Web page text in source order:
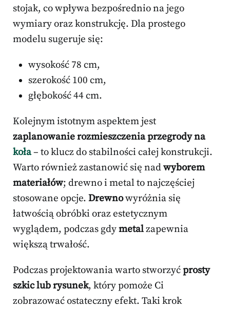
stojak, co wpływa bezpośrednio na jego
wymiary oraz konstrukcję. Dla prostego
modelu sugeruje się:
wysokość 78 cm,
szerokość 100 cm,
głębokość 44 cm.
Kolejnym istotnym aspektem jest
zaplanowanie rozmieszczenia przegrody na
koła– to klucz do stabilności całej konstrukcji.
Warto również zastanowić się nadwyborem
materiałów; drewno i metal to najczęściej
stosowane opcje. Drewnowyróżnia się
łatwością obróbki oraz estetycznym
wyglądem, podczas gdymetalzapewnia
większą trwałość.
Podczas projektowania warto stworzyćprosty
szkic lub rysunek, który pomoże Ci
zobrazować ostateczny efekt. Taki krok